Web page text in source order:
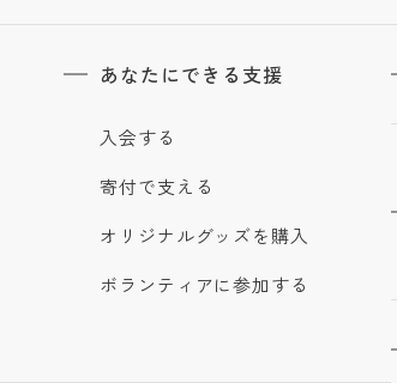
あなたにできる支援
入会する
寄付で支える
オリジナルグッズを購入
ボランティアに参加する